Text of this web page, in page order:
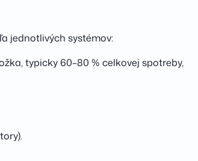
jednotlivých systémov:
typicky 60–80 % celkovej spotreby,